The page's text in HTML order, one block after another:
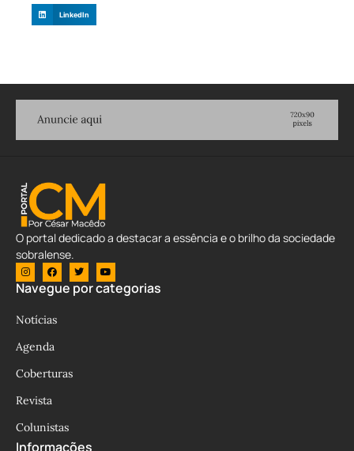
LinkedIn
O portal dedicado a destacar a essência e o brilho da sociedade
sobralense.
Navegue por categorias
Notícias
Agenda
Coberturas
Revista
Colunistas
Informações